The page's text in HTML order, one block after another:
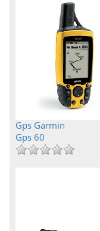
Gps Garmin
Gps 60